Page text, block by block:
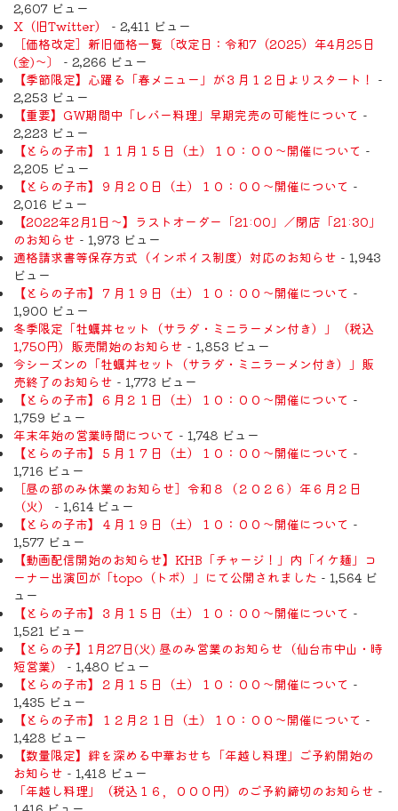
2,607 ビュー
X（旧Twitter）
- 2,411 ビュー
［価格改定］新旧価格一覧〔改定日：令和7（2025）年4月25日
(金)〜〕
- 2,266 ビュー
【季節限定】心躍る「春メニュー」が３月１２日よりスタート！ -
2,253 ビュー
【重要】GW期間中「レバー料理」早期完売の可能性について -
2,223 ビュー
【とらの子市】１１月１５日（土）１０：００～開催について -
2,205 ビュー
【とらの子市】９月２０日（土）１０：００～開催について -
2,016 ビュー
【2022年2月1日〜】ラストオーダー「21:00」／閉店「21:30」
のお知らせ - 1,973 ビュー
適格請求書等保存方式（インボイス制度）対応のお知らせ - 1,943
ビュー
【とらの子市】７月１９日（土）１０：００～開催について -
1,900 ビュー
冬季限定「牡蠣丼セット（サラダ・ミニラーメン付き）」（税込
1,750円）販売開始のお知らせ - 1,853 ビュー
今シーズンの「牡蠣丼セット（サラダ・ミニラーメン付き）」販
売終了のお知らせ - 1,773 ビュー
【とらの子市】６月２１日（土）１０：００～開催について -
1,759 ビュー
年末年始の営業時間について - 1,748 ビュー
【とらの子市】５月１７日（土）１０：００～開催について -
1,716 ビュー
［昼の部のみ休業のお知らせ］令和８（２０２６）年６月２日
（火）
- 1,614 ビュー
【とらの子市】４月１９日（土）１０：００～開催について -
1,577 ビュー
【動画配信開始のお知らせ】KHB「チャージ！」内「イケ麺」コ
ーナー出演回が「topo（トポ）」にて公開されました - 1,564 ビ
ュー
【とらの子市】３月１５日（土）１０：００～開催について -
1,521 ビュー
【とらの子】1月27日(火) 昼のみ営業のお知らせ（仙台市中山・時
短営業）
- 1,480 ビュー
【とらの子市】２月１５日（土）１０：００～開催について -
1,435 ビュー
【とらの子市】１２月２１日（土）１０：００～開催について -
1,428 ビュー
【数量限定】絆を深める中華おせち「年越し料理」ご予約開始の
お知らせ - 1,418 ビュー
「年越し料理」（税込１６，０００円）のご予約締切のお知らせ -